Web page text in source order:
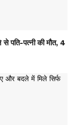
पति-पत्नी की मौत, 4